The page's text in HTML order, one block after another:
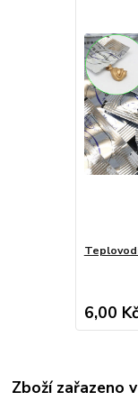
6,00 Kč
Zboží zařazeno